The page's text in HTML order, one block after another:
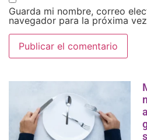
Guarda mi nombre, correo
navegador para la próxima